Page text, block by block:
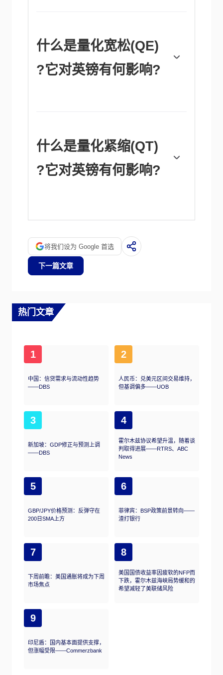
场所。当通胀低于目标时，这是经济增长放缓
的迹象，英国央行将考虑降低利率以降低信贷
成本，希望企业将贷款用于投资于促进增长的
项目——这对英镑不利。
什么是量化宽松(QE)
?它对英镑有何影响?
松是最后的手段。量化宽松的过程包括，英国
央行印制钞票，从银行和其它金融机构购买资
产——通常是政府债券或aaa级公司债券。量
化宽松通常会导致英镑贬值。
什么是量化紧缩(QT)
?它对英镑有何影响?
格兰银行(BoE)从金融机构购买政府和公司债
购买更多债券，并停止将已持有债券到期的本
金进行再投资。这通常对英镑有利。
将我们设为 Google 首选
下一篇文章
热门文章
1
中国：信贷需求与流动性趋势
——DBS
2
人民币：兑美元区间交易维持，
但基调偏多——UOB
3
新加坡：GDP修正与预测上调
——DBS
4
霍尔木兹协议希望升温，随着谈
判取得进展——RTRS、ABC
News
5
GBP/JPY价格预测：反弹守在
200日SMA上方
6
菲律宾：BSP政策前景转向——
渣打银行
7
下周前瞻：美国通胀将成为下周
市场焦点
8
美国国债收益率因疲软的NFP而
下跌，霍尔木兹海峡局势缓和的
希望减轻了美联储风险
9
印尼盾：国内基本面提供支撑，
但涨幅受限——Commerzbank